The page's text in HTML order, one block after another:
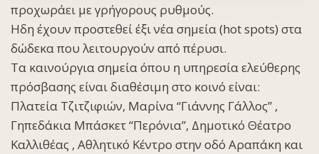
προχωράει με γρήγορους ρυθμούς.
Ηδη έχουν προστεθεί έξι νέα σημεία (hot spots) στα
δώδεκα που λειτουργούν από πέρυσι.
Τα καινούργια σημεία όπου η υπηρεσία ελεύθερης
πρόσβασης είναι διαθέσιμη στο κοινό είναι:
Πλατεία Τζιτζιφιών, Μαρίνα “Γιάννης Γάλλος” ,
Γηπεδάκια Μπάσκετ “Περόνια”, Δημοτικό Θέατρο
Καλλιθέας , Αθλητικό Κέντρο στην οδό Αραπάκη και